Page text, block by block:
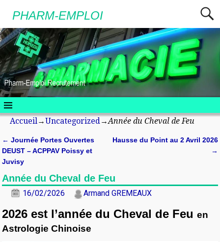
PHARM-EMPLOI
Accueil →Uncategorized →Année du Cheval de Feu
Navigation des articles
← Journée Portes Ouvertes
DEUST – ACPPAV Poissy et
Juvisy
Hausse du Point au 2 Avril 2026
→
Année du Cheval de Feu
16/02/2026 Armand GREMEAUX
2026 est l’année du Cheval de Feuen
Astrologie Chinoise